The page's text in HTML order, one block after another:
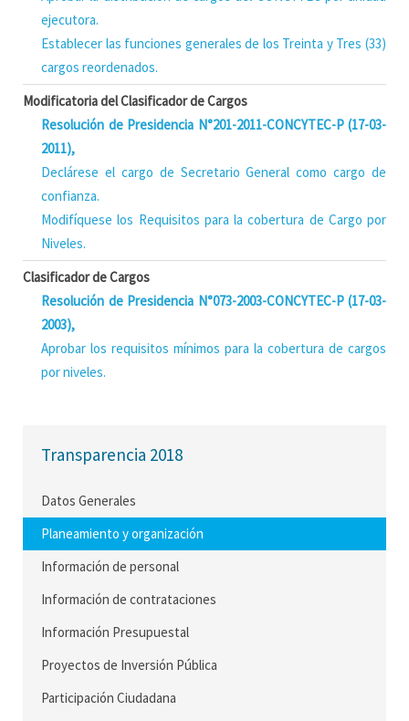
ejecutora.
Establecer las funciones generales de los Treinta y Tres (33)
cargos reordenados.
Modificatoria del Clasificador de Cargos
Resolución de Presidencia N°201-2011-CONCYTEC-P (17-03-
2011),
Declárese el cargo de Secretario General como cargo de
confianza.
Modifíquese los Requisitos para la cobertura de Cargo por
Niveles.
Clasificador de Cargos
Resolución de Presidencia N°073-2003-CONCYTEC-P (17-03-
2003),
Aprobar los requisitos mínimos para la cobertura de cargos
por niveles.
Transparencia 2018
Datos Generales
Planeamiento y organización
Información de personal
Información de contrataciones
Información Presupuestal
Proyectos de Inversión Pública
Participación Ciudadana